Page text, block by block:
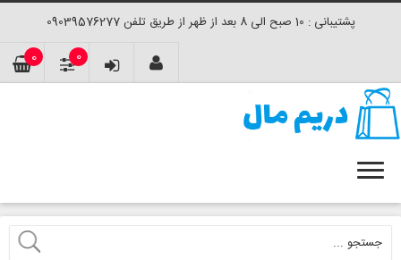
پشتیبانی : 10 صبح الی 8 بعد از ظهر از طریق تلفن 09039576277
0 0